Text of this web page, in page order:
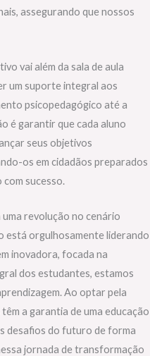
assegurando que nossos
vai além da sala de aula
um suporte integral aos
psicopedagógico até a
é garantir que cada aluno
seus objetivos
os em cidadãos preparados
sucesso.
revolução no cenário
está orgulhosamente liderando
inovadora, focada na
dos estudantes, estamos
Ao optar pela
a garantia de uma educação
desafios do futuro de forma
jornada de transformação